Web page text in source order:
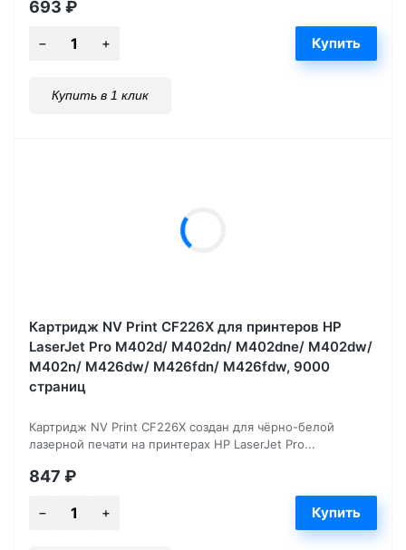
693 ₽
Купить в 1 клик
Картридж NV Print CF226X для принтеров HP
LaserJet Pro M402d/ M402dn/ M402dne/ M402dw/
M402n/ M426dw/ M426fdn/ M426fdw, 9000
страниц
Картридж NV Print CF226X создан для чёрно-белой
лазерной печати на принтерах HP LaserJet Pro...
847 ₽